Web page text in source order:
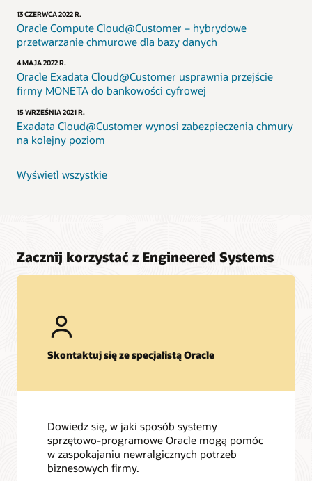
13 CZERWCA 2022 R.
Oracle Compute Cloud@Customer – hybrydowe
przetwarzanie chmurowe dla bazy danych
4 MAJA 2022 R.
Oracle Exadata Cloud@Customer usprawnia przejście
firmy MONETA do bankowości cyfrowej
15 WRZEŚNIA 2021 R.
Exadata Cloud@Customer wynosi zabezpieczenia chmury
na kolejny poziom
Wyświetl wszystkie
Zacznij korzystać z Engineered Systems
Skontaktuj się ze specjalistą Oracle
Dowiedz się, w jaki sposób systemy
sprzętowo-programowe Oracle mogą pomóc
w zaspokajaniu newralgicznych potrzeb
biznesowych firmy.